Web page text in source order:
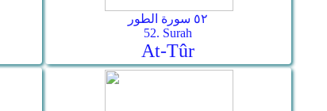
٥٢ سورة الطور
52. Surah
At-Tûr